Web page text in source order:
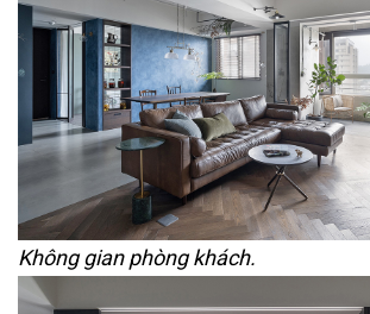
Không gian phòng khách.